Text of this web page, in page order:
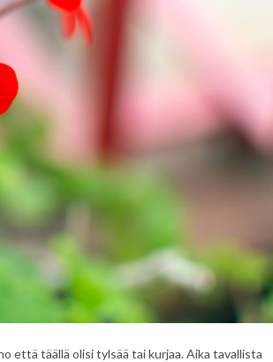
että täällä olisi tylsää tai kurjaa. Aika tavallista